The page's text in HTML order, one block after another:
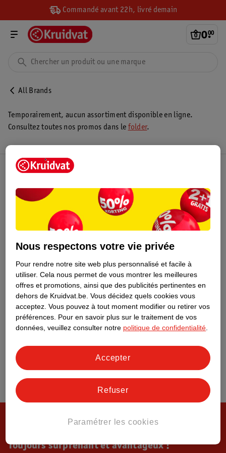
Commandé avant 22h, livré demain
0.
00
All Brands
Temporairement, aucun assortiment disponible en ligne.
Consultez toutes nos promos dans le folder.
Toujours surprenant et avantageux !
Nous respectons votre vie privée
Pour rendre notre site web plus personnalisé et facile à
utiliser. Cela nous permet de vous montrer les meilleures
offres et promotions, ainsi que des publicités pertinentes en
dehors de Kruidvat.be. Vous décidez quels cookies vous
acceptez. Vous pouvez à tout moment modifier ou retirer vos
préférences. Pour en savoir plus sur le traitement de vos
données, veuillez consulter notre politique de confidentialité
Paramétrer les cookies
Refuser
Accepter